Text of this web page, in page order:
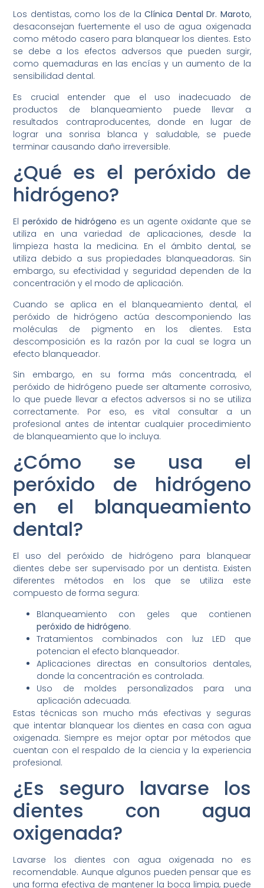
Los dentistas, como los de laClínica Dental Dr. Maroto,
desaconsejan fuertemente el uso de agua oxigenada
como método casero para blanquear los dientes. Esto
se debe a los efectos adversos que pueden surgir,
como quemaduras en las encías y un aumento de la
sensibilidad dental.
Es crucial entender que el uso inadecuado de
productos de blanqueamiento puede llevar a
resultados contraproducentes, donde en lugar de
lograr una sonrisa blanca y saludable, se puede
terminar causando daño irreversible.
¿Qué es el peróxido de
hidrógeno?
El peróxido de hidrógeno es un agente oxidante que se
utiliza en una variedad de aplicaciones, desde la
limpieza hasta la medicina. En el ámbito dental, se
utiliza debido a sus propiedades blanqueadoras. Sin
embargo, su efectividad y seguridad dependen de la
concentración y el modo de aplicación.
Cuando se aplica en el blanqueamiento dental, el
peróxido de hidrógeno actúa descomponiendo las
moléculas de pigmento en los dientes. Esta
descomposición es la razón por la cual se logra un
efecto blanqueador.
Sin embargo, en su forma más concentrada, el
peróxido de hidrógeno puede ser altamente corrosivo,
lo que puede llevar a efectos adversos si no se utiliza
correctamente. Por eso, es vital consultar a un
profesional antes de intentar cualquier procedimiento
de blanqueamiento que lo incluya.
¿Cómo se usa el
peróxido de hidrógeno
en el blanqueamiento
dental?
El uso del peróxido de hidrógeno para blanquear
dientes debe ser supervisado por un dentista. Existen
diferentes métodos en los que se utiliza este
compuesto de forma segura:
Blanqueamiento con geles que contienen
peróxido de hidrógeno.
Tratamientos combinados con luz LED que
potencian el efecto blanqueador.
Aplicaciones directas en consultorios dentales,
donde la concentración es controlada.
Uso de moldes personalizados para una
aplicación adecuada.
Estas técnicas son mucho más efectivas y seguras
que intentar blanquear los dientes en casa con agua
oxigenada. Siempre es mejor optar por métodos que
cuentan con el respaldo de la ciencia y la experiencia
profesional.
¿Es seguro lavarse los
dientes con agua
oxigenada?
Lavarse los dientes con agua oxigenada no es
recomendable. Aunque algunos pueden pensar que es
una forma efectiva de mantener la boca limpia, puede